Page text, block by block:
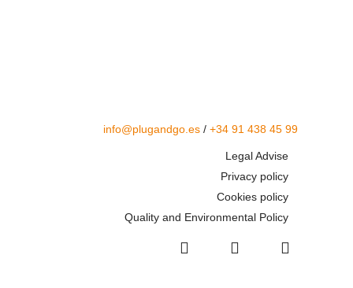
info@plugandgo.es / +34 91 438 45 99
Legal Advise
Privacy policy
Cookies policy
Quality and Environmental Policy